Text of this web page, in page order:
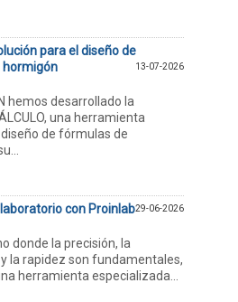
para el diseño de
13-07-2026
hemos desarrollado la
una herramienta
de fórmulas de
con Proinlab29-06-2026
donde la precisión, la
la rapidez son fundamentales,
herramienta especializada...